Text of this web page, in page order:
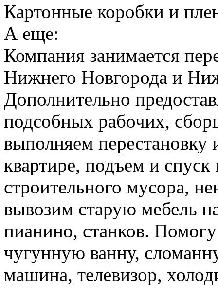
Картонные коробки и
А еще:
Компания занимается
Нижнего Новгорода и
Дополнительно
подсобных рабочих,
выполняем перестановку
квартире, подъем и спуск
строительного мусора,
вывозим старую мебель
пианино, станков.
чугунную ванну,
машина, телевизор,